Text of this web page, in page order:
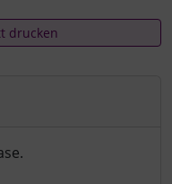
drucken